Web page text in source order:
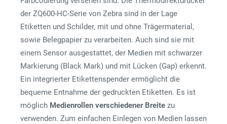
der ZQ600-HC-Serie von Zebra sind in der Lage
Etiketten und Schilder, mit und ohne Trägermaterial,
sowie Belegpapier zu verarbeiten. Auch sind sie mit
einem Sensor ausgestattet, der Medien mit schwarzer
Markierung (Black Mark) und mit Lücken (Gap) erkennt.
Ein integrierter Etikettenspender ermöglicht die
bequeme Entnahme der gedruckten Etiketten. Es ist
möglich Medienrollen verschiedener Breite zu
verwenden. Zum einfachen Einlegen von Medien lassen